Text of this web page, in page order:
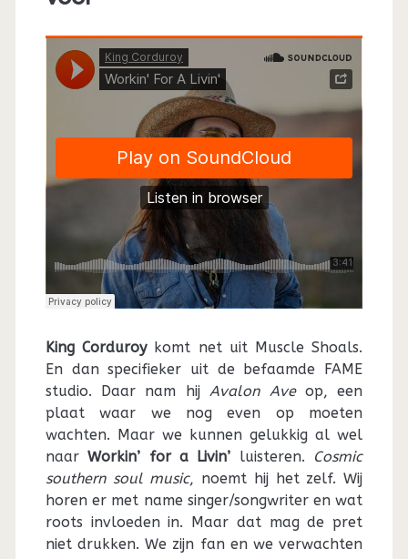
King Corduroykomt net uit Muscle Shoals.
En dan specifieker uit de befaamde FAME
studio. Daar nam hij Avalon Aveop, een
plaat waar we nog even op moeten
wachten. Maar we kunnen gelukkig al wel
naarWorkin’ for a Livin’ luisteren. Cosmic
southern soul music, noemt hij het zelf. Wij
horen er met name singer/songwriter en wat
roots invloeden in. Maar dat mag de pret
niet drukken. We zijn fan en we verwachten